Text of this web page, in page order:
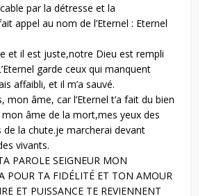
par la détresse et la
appel au nom de l’Eternel : Eternel
et il est juste,notre Dieu est rempli
garde ceux qui manquent
affaibli, et il m’a sauvé.
mon âme, car l’Eternel t’a fait du bien
âme de la mort,mes yeux des
de la chute.je marcherai devant
vivants.
PAROLE SEIGNEUR MON
POUR TA FIDÉLITÉ ET TON AMOUR
ET PUISSANCE TE REVIENNENT